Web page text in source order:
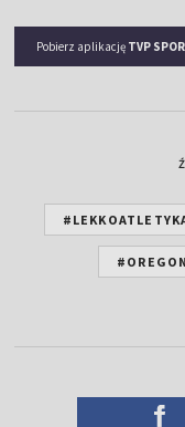
Pobierz aplikację TVP